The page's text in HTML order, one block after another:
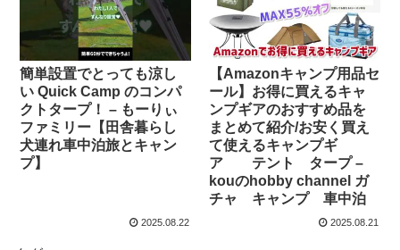
簡単設置でとっても涼し
い Quick Camp のコンパ
クトタープ！ – もーりぃ
ファミリー【田舎暮らし
犬連れ車中泊旅とキャン
プ】
2025.08.22
【Amazonキャンプ用品セ
ール】お得に買えるキャ
ンプギアのおすすめ品を
まとめて紹介/お安く買え
て使えるキャンプギ
ア テント タープ –
kouのhobby channel ガ
チャ キャンプ 車中泊
2025.08.21